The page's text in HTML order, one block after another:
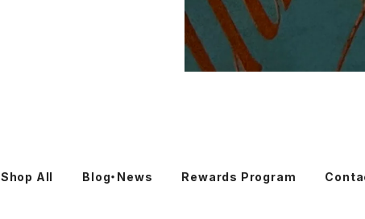
Shop All Blog・News Rewards Program